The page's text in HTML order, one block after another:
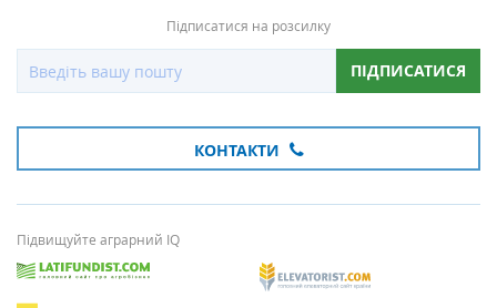
Підписатися на розсилку
ПІДПИСАТИСЯ
КОНТАКТИ
Підвищуйте аграрний IQ